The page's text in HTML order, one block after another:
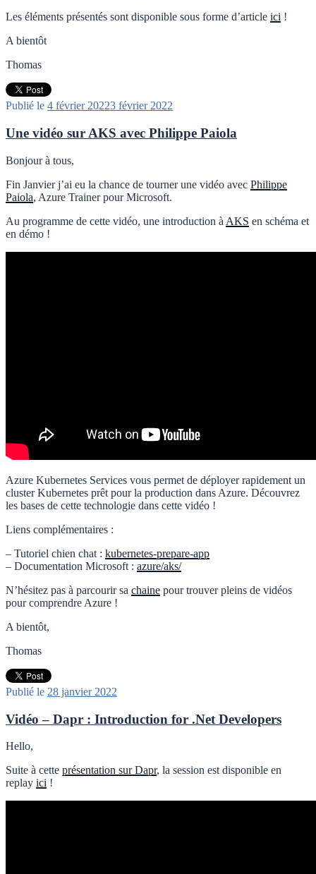
Les éléments présentés sont disponible sous forme d’article ici !
A bientôt
Thomas
Publié le 4 février 20223 février 2022
Une vidéo sur AKS avec Philippe Paiola
Bonjour à tous,
Fin Janvier j’ai eu la chance de tourner une vidéo avec Philippe
Paiola, Azure Trainer pour Microsoft.
Au programme de cette vidéo, une introduction à AKS en schéma et
en démo !
Azure Kubernetes Services vous permet de déployer rapidement un
cluster Kubernetes prêt pour la production dans Azure. Découvrez
les bases de cette technologie dans cette vidéo !
Liens complémentaires :
– Tutoriel chien chat : kubernetes-prepare-app
– Documentation Microsoft : azure/aks/
N’hésitez pas à parcourir sa chaine pour trouver pleins de vidéos
pour comprendre Azure !
A bientôt,
Thomas
Publié le 28 janvier 2022
Vidéo – Dapr : Introduction for .Net Developers
Hello,
Suite à cette présentation sur Dapr, la session est disponible en
replay ici !